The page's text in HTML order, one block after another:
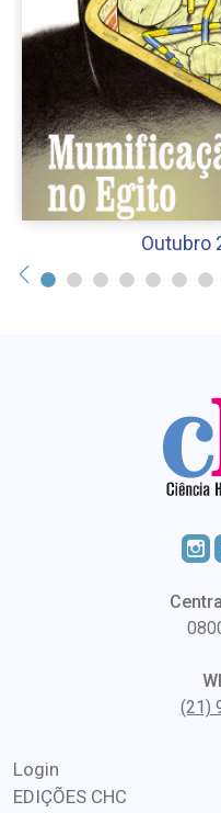
Outubro
(21)
Login
EDIÇÕES CHC